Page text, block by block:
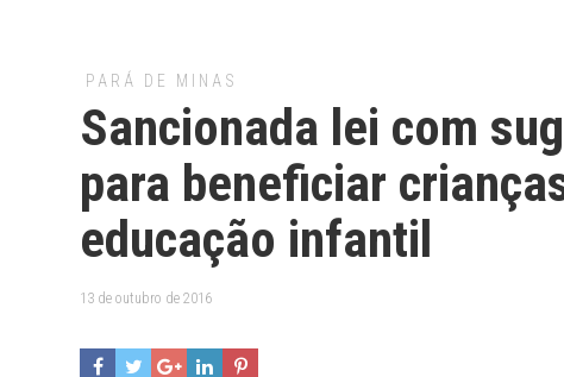
PARÁ DE MINAS
Sancionada lei com
para beneficiar
educação infantil
13 de outubro de 2016